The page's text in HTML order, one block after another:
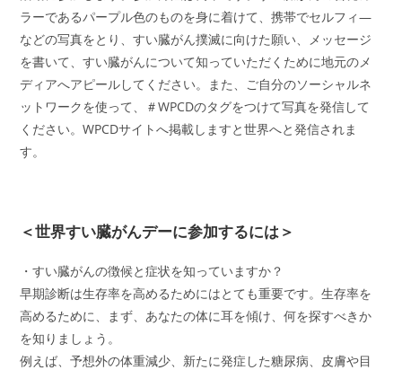
ラーであるパープル色のものを身に着けて、携帯でセルフィ―
などの写真をとり、すい臓がん撲滅に向けた願い、メッセージ
を書いて、すい臓がんについて知っていただくために地元のメ
ディアへアピールしてください。また、ご自分のソーシャルネ
ットワークを使って、＃WPCDのタグをつけて写真を発信して
ください。WPCDサイトへ掲載しますと世界へと発信されま
す。
＜世界すい臓がんデーに参加するには＞
・すい臓がんの徴候と症状を知っていますか？
早期診断は生存率を高めるためにはとても重要です。生存率を
高めるために、まず、あなたの体に耳を傾け、何を探すべきか
を知りましょう。
例えば、予想外の体重減少、新たに発症した糖尿病、皮膚や目